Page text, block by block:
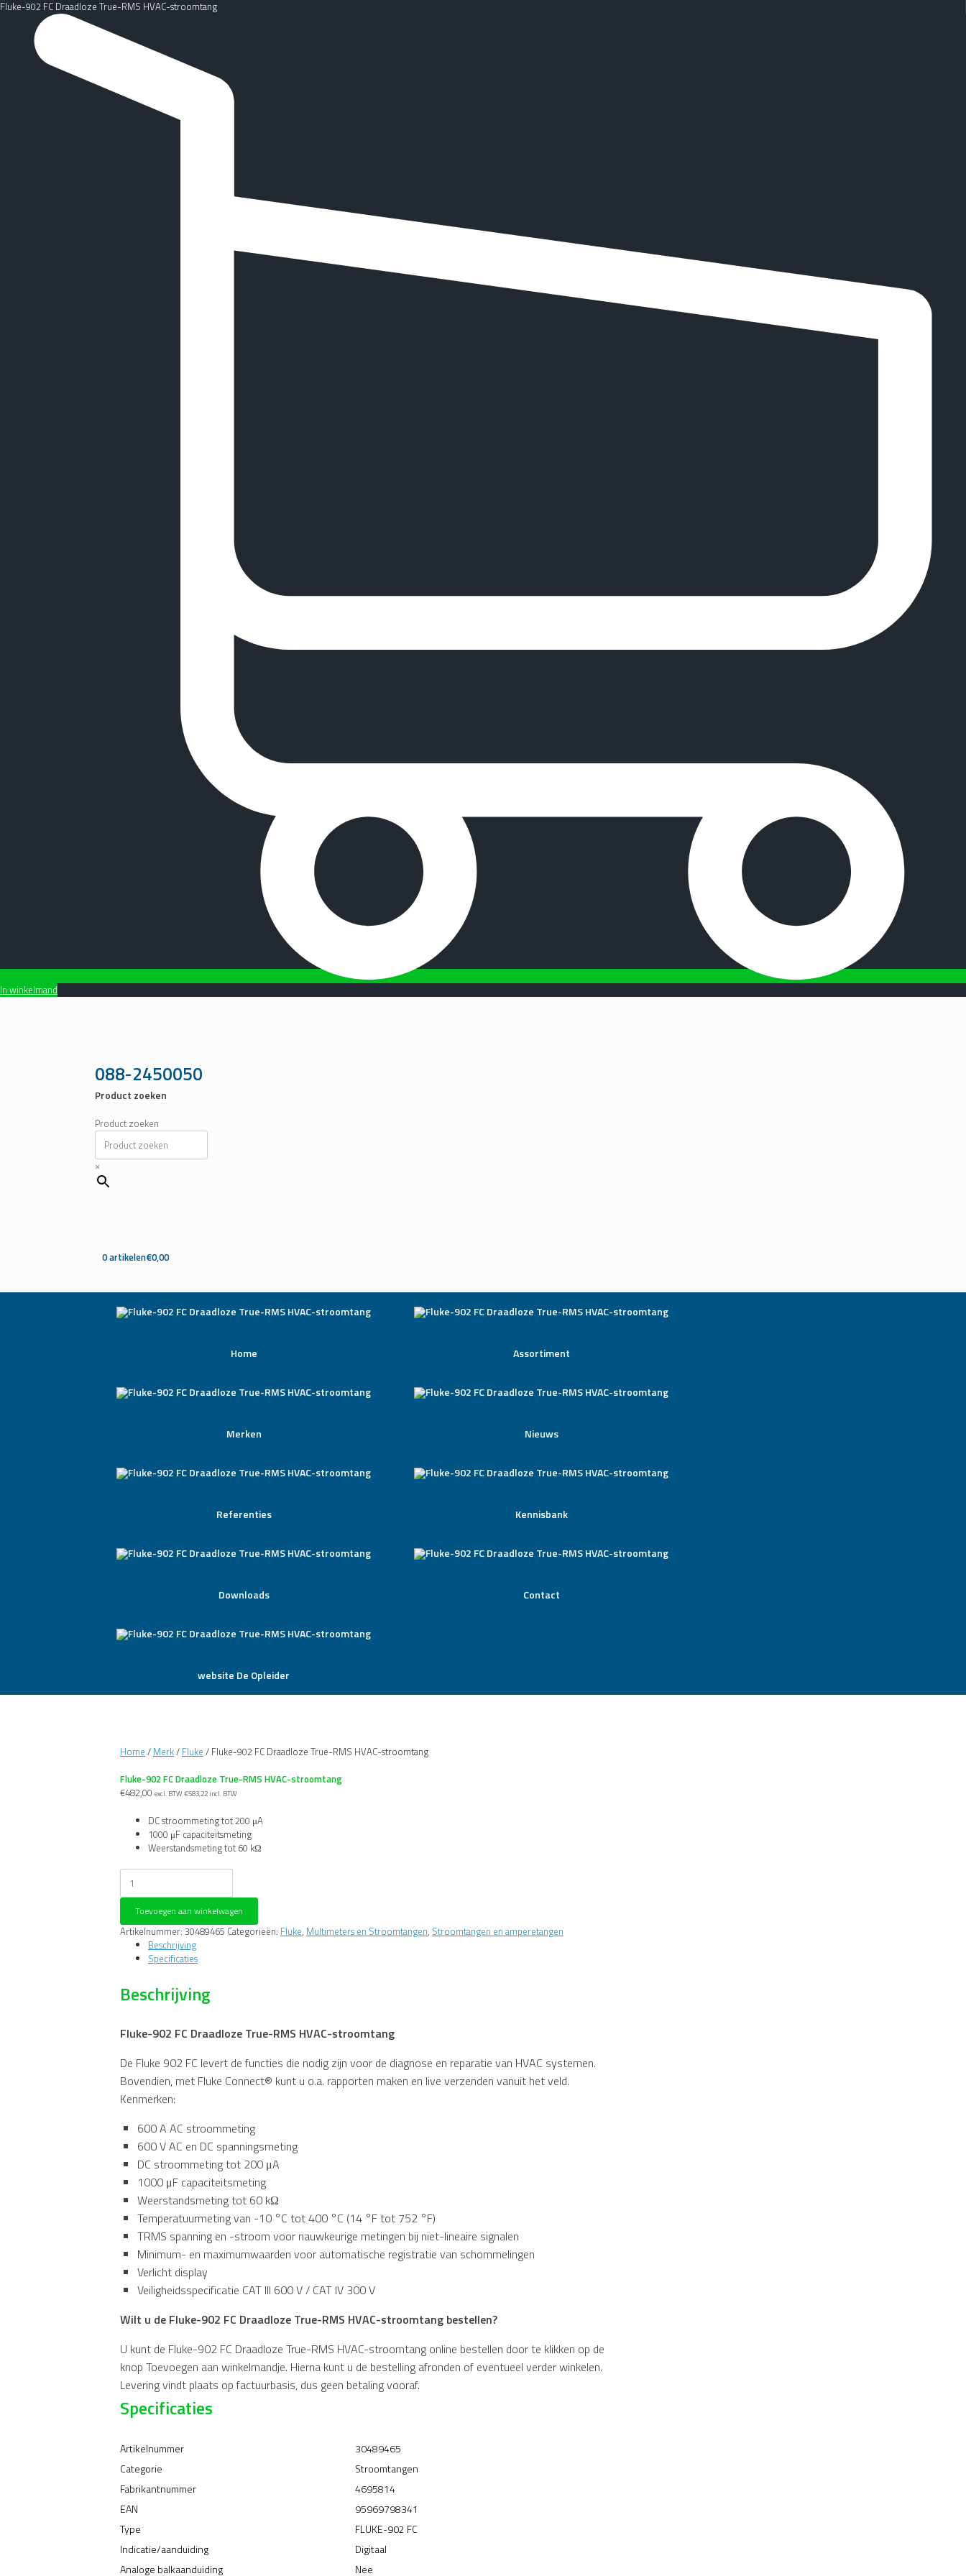
Fluke-902 FC Draadloze True-RMS HVAC-stroomtang
In winkelmand
088-2450050
Product zoeken
Product zoeken
×
0 artikelen€0,00
Home Assortiment
Merken Nieuws
Referenties Kennisbank
Downloads Contact
website De Opleider
Home / Merk/ Fluke / Fluke-902 FC Draadloze True-RMS HVAC-stroomtang
Fluke-902 FC Draadloze True-RMS HVAC-stroomtang
€482,00 excl. BTW €583,22 incl. BTW
DC stroommeting tot 200 μA
1000 μF capaciteitsmeting
Weerstandsmeting tot 60 kΩ
Fluke-
902
FC
Draadloze
True-
RMS
HVAC-
Toevoegen aan winkelwagen
Artikelnummer: 30489465 Categorieën: Fluke, Multimeters en Stroomtangen, Stroomtangen en amperetangen
Beschrijving
Specificaties
Beschrijving
Fluke-902 FC Draadloze True-RMS HVAC-stroomtang
De Fluke 902 FC levert de functies die nodig zijn voor de diagnose en reparatie van HVAC systemen.
Bovendien, met Fluke Connect® kunt u o.a. rapporten maken en live verzenden vanuit het veld.
Kenmerken:
600 A AC stroommeting
600 V AC en DC spanningsmeting
DC stroommeting tot 200 μA
1000 μF capaciteitsmeting
Weerstandsmeting tot 60 kΩ
Temperatuurmeting van -10 °C tot 400 °C (14 °F tot 752 °F)
TRMS spanning en -stroom voor nauwkeurige metingen bij niet-lineaire signalen
Minimum- en maximumwaarden voor automatische registratie van schommelingen
Verlicht display
Veiligheidsspecificatie CAT III 600 V / CAT IV 300 V
Wilt u de Fluke-902 FC Draadloze True-RMS HVAC-stroomtang bestellen?
U kunt de Fluke-902 FC Draadloze True-RMS HVAC-stroomtang online bestellen door te klikken op de
knop Toevoegen aan winkelmandje. Hierna kunt u de bestelling afronden of eventueel verder winkelen.
Levering vindt plaats op factuurbasis, dus geen betaling vooraf.
Specificaties
Artikelnummer
30489465
Categorie
Stroomtangen
Fabrikantnummer
4695814
EAN
95969798341
Type
FLUKE-902 FC
Indicatie/aanduiding
Digitaal
Analoge balkaanduiding
Nee